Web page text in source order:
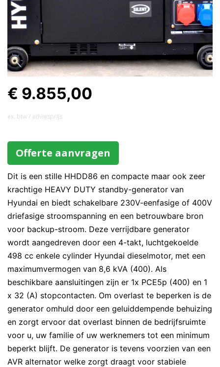
€ 9.855,00
ex. btw / adviesprijs
Offerte aanvragen
Dit is een stille HHDD86 en compacte maar ook zeer
krachtige HEAVY DUTY standby-generator van
Hyundai en biedt schakelbare 230V-eenfasige of 400V
driefasige stroomspanning en een betrouwbare bron
voor backup-stroom. Deze verrijdbare generator
wordt aangedreven door een 4-takt, luchtgekoelde
498 cc enkele cylinder Hyundai dieselmotor, met een
maximumvermogen van 8,6 kVA (400). Als
beschikbare aansluitingen zijn er 1x PCE5p (400) en 1
x 32 (A) stopcontacten. Om overlast te beperken is de
generator omhuld door een geluiddempende behuizing
en zorgt ervoor dat overlast binnen de bedrijfsruimte
voor u, uw familie of uw werknemers tot een minimum
beperkt blijft. De generator is tevens voorzien van een
AVR alternator welke zorgt draagt voor stabiele